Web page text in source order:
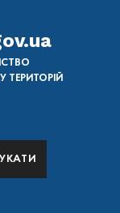
ТЕРИТОРІЙ